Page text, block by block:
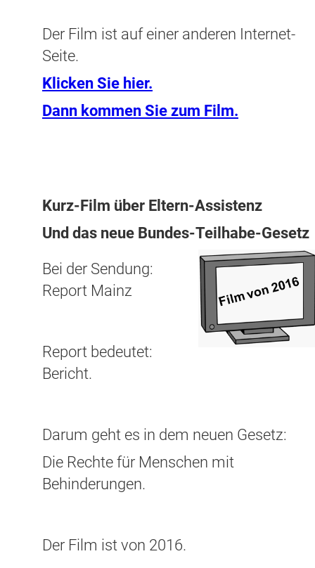
Der Film ist auf einer anderen Internet-
Seite.
Klicken Sie hier.
Dann kommen Sie zum Film.
Kurz-Film über Eltern-Assistenz
Und das neue Bundes-Teilhabe-Gesetz
Bei der Sendung:
Report Mainz
Report bedeutet:
Bericht.
Darum geht es in dem neuen Gesetz:
Die Rechte für Menschen mit
Behinderungen.
Der Film ist von 2016.